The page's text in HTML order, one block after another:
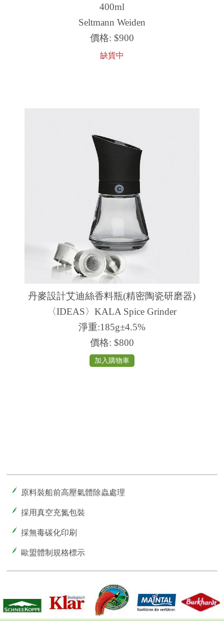
400ml
Seltmann Weiden
價格: $900
缺貨中
丹麥設計艾迪絲香料​瓶(精密陶瓷研磨器)
〈IDEAS〉KALA Spice Grinder
淨重:185g±4.5%
價格: $800
加入購物車
原料裝船前高壓氣體除蟲處理
採用真空充氮包裝
採無毒碳化印刷
歐盟體制規格標示